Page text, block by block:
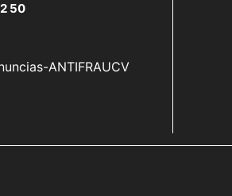
50
ANTIFRAUCV